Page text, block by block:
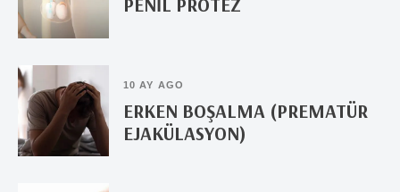
10 AY AGO
ERKEN BOŞALMA (PREMATÜR
EJAKÜLASYON)